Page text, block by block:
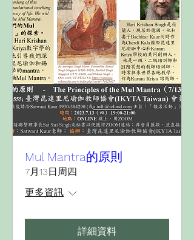
Mul Mantra的原則
7月13日周四
更多資訊
詳細資料